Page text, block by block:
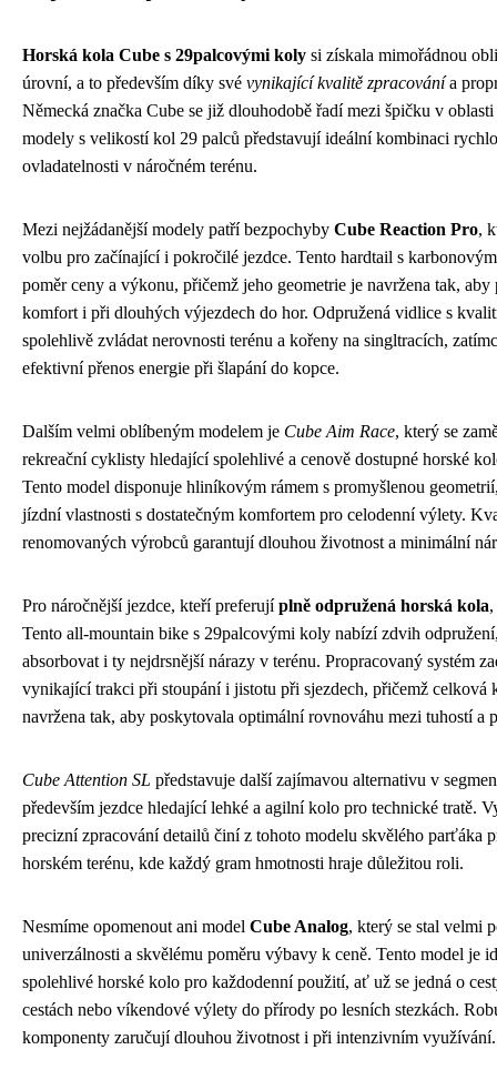
Horská kola Cube s 29palcovými koly si získala mimořádnou
úrovní, a to především díky své vynikající kvalitě zpracovánía
Německá značka Cube se již dlouhodobě řadí mezi špičku v
modely s velikostí kol 29 palců představují ideální kombinaci
ovladatelnosti v náročném terénu.
Mezi nejžádanější modely patří bezpochyby Cube Reaction Pro,
volbu pro začínající i pokročilé jezdce. Tento hardtail s
poměr ceny a výkonu, přičemž jeho geometrie je navržena tak,
komfort i při dlouhých výjezdech do hor. Odpružená vidlice s
spolehlivě zvládat nerovnosti terénu a kořeny na singltracích,
efektivní přenos energie při šlapání do kopce.
Dalším velmi oblíbeným modelem je Cube Aim Race, který se
rekreační cyklisty hledající spolehlivé a cenově dostupné horské
Tento model disponuje hliníkovým rámem s promyšlenou
jízdní vlastnosti s dostatečným komfortem pro celodenní výlety.
renomovaných výrobců garantují dlouhou životnost a minimální
Pro náročnější jezdce, kteří preferujíplně odpružená horská kola
Tento all-mountain bike s 29palcovými koly nabízí zdvih
absorbovat i ty nejdrsnější nárazy v terénu. Propracovaný systém
vynikající trakci při stoupání i jistotu při sjezdech, přičemž celková
navržena tak, aby poskytovala optimální rovnováhu mezi tuhostí a
Cube Attention SL představuje další zajímavou alternativu v
především jezdce hledající lehké a agilní kolo pro technické tratě.
precizní zpracování detailů činí z tohoto modelu skvělého parťáka
horském terénu, kde každý gram hmotnosti hraje důležitou roli.
Nesmíme opomenout ani model Cube Analog, který se stal velmi
univerzálnosti a skvělému poměru výbavy k ceně. Tento model je
spolehlivé horské kolo pro každodenní použití, ať už se jedná o
cestách nebo víkendové výlety do přírody po lesních stezkách.
komponenty zaručují dlouhou životnost i při intenzivním využívání.